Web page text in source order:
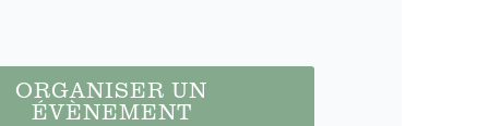
ORGANISER UN
ÉVÈNEMENT